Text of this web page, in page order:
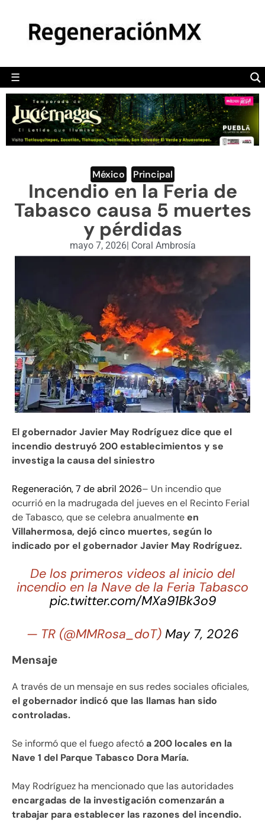
☰
POLÍTICA
CAMALEÓN
OPINIÓN
DEPORTES
ENGLISH SECTION
VIDEOS
México Principal
Incendio en la Feria de
Tabasco causa 5 muertes
y pérdidas
mayo 7, 2026| Coral Ambrosía
El gobernador Javier May Rodríguez dice que el
incendio destruyó 200 establecimientos y se
investiga la causa del siniestro
Regeneración, 7 de abril 2026– Un incendio que
ocurrió en la madrugada del jueves en el Recinto Ferial
de Tabasco, que se celebra anualmenteen
Villahermosa, dejó cinco muertes, según lo
indicado por el gobernador Javier May Rodríguez.
De los primeros videos al inicio del
incendio en la Nave de la Feria Tabasco
pic.twitter.com/MXa91Bk3o9
— TR (@MMRosa_doT) May 7, 2026
Mensaje
A través de un mensaje en sus redes sociales oficiales,
el gobernador indicó que las llamas han sido
controladas.
Se informó que el fuego afectóa 200 locales en la
Nave 1 del Parque Tabasco Dora María.
May Rodríguez ha mencionado que las autoridades
encargadas de la investigación comenzarán a
trabajar para establecer las razones del incendio.